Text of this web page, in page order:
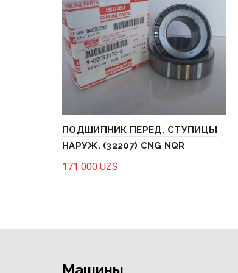
ПОДШИПНИК ПЕРЕД. СТУПИЦЫ
НАРУЖ. (32207) CNG NQR
171 000 UZS